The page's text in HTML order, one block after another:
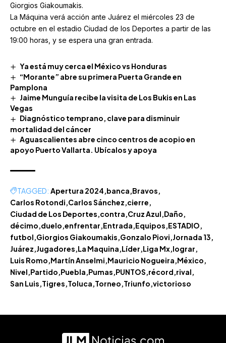
Giorgios Giakoumakis.
La Máquina verá acción ante Juárez el miércoles 23 de
octubre en el estadio Ciudad de los Deportes a partir de las
19:00 horas, y se espera una gran entrada.
Ya está muy cerca el México vs Honduras
“Morante” abre su primera Puerta Grande en
Pamplona
Jaime Munguía recibe la visita de Los Bukis en Las
Vegas
Diagnóstico temprano, clave para disminuir
mortalidad del cáncer
Aguascalientes abre cinco centros de acopio en
apoyo Puerto Vallarta. Ubícalos y apoya
TAGGED: Apertura 2024 banca Bravos
Carlos Rotondi Carlos Sánchez cierre
Ciudad de Los Deportes contra Cruz Azul Daño
décimo duelo enfrentar Entrada Equipos ESTADIO
futbol Giorgios Giakoumakis Gonzalo Piovi Jornada 13
Juárez Jugadores La Maquina Líder Liga Mx lograr
Luis Romo Martín Anselmi Mauricio Nogueira México
Nivel Partido Puebla Pumas PUNTOS récord rival
San Luis Tigres Toluca Torneo Triunfo victorioso